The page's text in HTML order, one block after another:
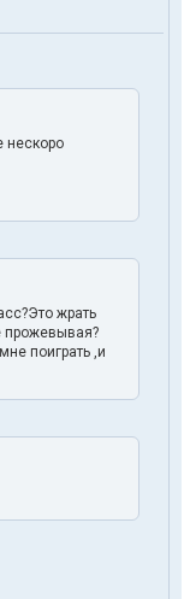
нескоро
жрать
прожевывая?
поиграть ,и